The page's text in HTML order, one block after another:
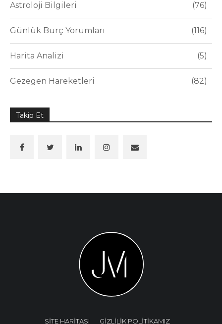
Astroloji Bilgileri 76
Günlük Burç Yorumları 116
Harita Analizi 5
Gezegen Hareketleri 82
Takip Et
SİTE HARİTASI GİZLİLİK POLİTİKAMIZ